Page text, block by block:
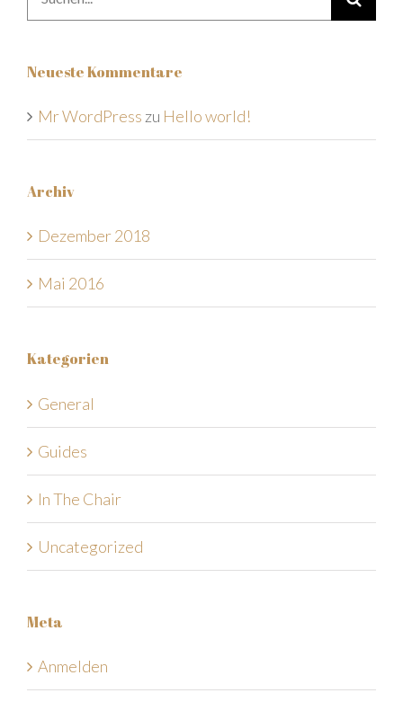
nach:
Neueste Kommentare
Mr WordPress zu Hello world!
Archiv
Dezember 2018
Mai 2016
Kategorien
General
Guides
In The Chair
Uncategorized
Meta
Anmelden